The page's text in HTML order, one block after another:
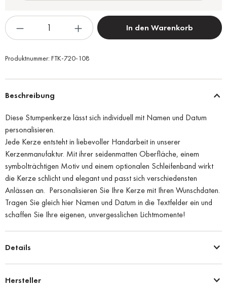
In den Warenkorb
Produktnummer:FTK-720-108
Beschreibung
Diese Stumpenkerze lässt sich individuell mit Namen und Datum
personalisieren.
Jede Kerze entsteht in liebevoller Handarbeit in unserer
Kerzenmanufaktur. Mit ihrer seidenmatten Oberfläche, einem
symbolträchtigen Motiv und einem optionalen Schleifenband wirkt
die Kerze schlicht und elegant und passt sich verschiedensten
Anlässen an. Personalisieren Sie Ihre Kerze mit Ihren Wunschdaten.
Tragen Sie gleich hier Namen und Datum in die Textfelder ein und
schaffen Sie Ihre eigenen, unvergesslichen Lichtmomente!
Details
Hersteller